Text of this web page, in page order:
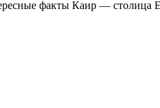
факты Каир — столица